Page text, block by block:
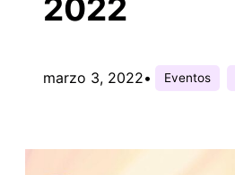
2022
marzo 3, 2022• Eventos